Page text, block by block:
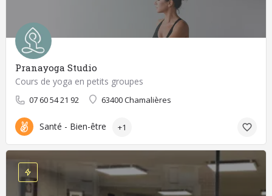
Pranayoga Studio
Cours de yoga en petits groupes
07 60 54 21 92 63400 Chamalières
Santé - Bien-être +1